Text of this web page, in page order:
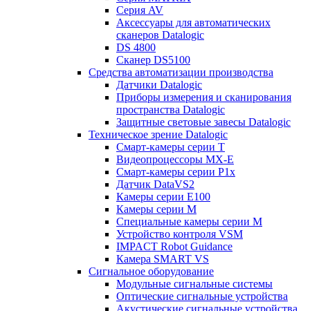
Серия AV
Аксессуары для автоматических
сканеров Datalogic
DS 4800
Сканер DS5100
Средства автоматизации производства
Датчики Datalogic
Приборы измерения и сканирования
пространства Datalogic
Защитные световые завесы Datalogic
Техническое зрение Datalogic
Смарт-камеры серии T
Видеопроцессоры MX-E
Смарт-камеры серии P1x
Датчик DataVS2
Камеры серии E100
Камеры серии M
Специальные камеры серии M
Устройство контроля VSM
IMPACT Robot Guidance
Камера SMART VS
Cигнальное оборудование
Модульные сигнальные системы
Оптические сигнальные устройства
Акустические сигнальные устройства